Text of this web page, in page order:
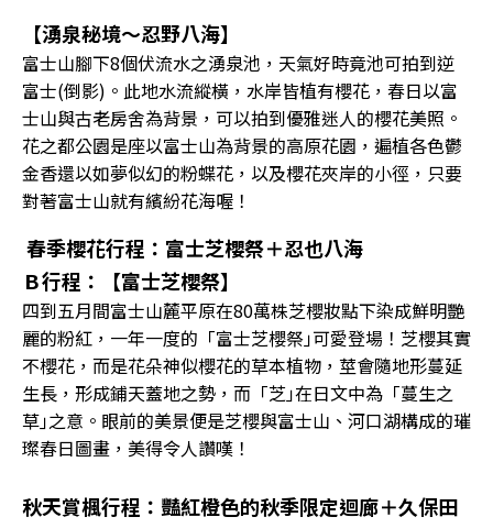
【湧泉秘境～忍野八海】
富士山腳下8個伏流水之湧泉池，天氣好時竟池可拍到逆
富士(倒影)。此地水流縱橫，水岸皆植有櫻花，春日以富
士山與古老房舍為背景，可以拍到優雅迷人的櫻花美照。
花之都公園是座以富士山為背景的高原花園，遍植各色鬱
金香還以如夢似幻的粉蝶花，以及櫻花夾岸的小徑，只要
對著富士山就有繽紛花海喔！
春季櫻花行程：富士芝櫻祭＋忍也八海
Ｂ行程：【富士芝櫻祭】
四到五月間富士山麓平原在80萬株芝櫻妝點下染成鮮明艷
麗的粉紅，一年一度的「富士芝櫻祭｣可愛登場！芝櫻其實
不櫻花，而是花朵神似櫻花的草本植物，莖會隨地形蔓延
生長，形成鋪天蓋地之勢，而「芝｣在日文中為「蔓生之
草｣之意。眼前的美景便是芝櫻與富士山、河口湖構成的璀
璨春日圖畫，美得令人讚嘆！
秋天賞楓行程：豔紅橙色的秋季限定迴廊＋久保田